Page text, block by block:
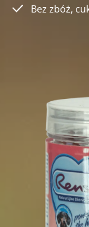
Bez zbóż,